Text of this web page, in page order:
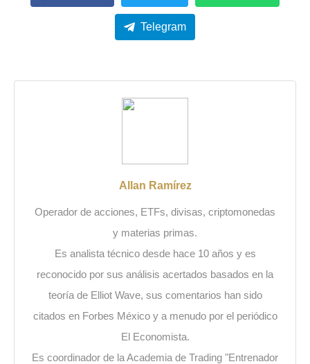
Telegram
Allan Ramírez
Operador de acciones, ETFs, divisas, criptomonedas
y materias primas.
Es analista técnico desde hace 10 años y es
reconocido por sus análisis acertados basados en la
teoría de Elliot Wave, sus comentarios han sido
citados en Forbes México y a menudo por el periódico
El Economista.
Es coordinador de la Academia de Trading "Entrenador